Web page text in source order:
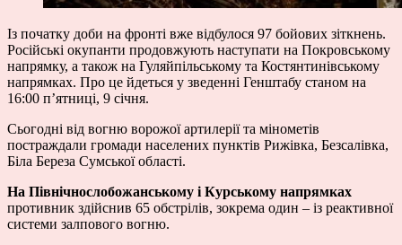
Із початку доби на фронті вже відбулося 97 бойових зіткнень.
Російські окупанти продовжують наступати на Покровському
напрямку, а також на Гуляйпільському та Костянтинівському
напрямках. Про це йдеться у зведенні Генштабу станом на
16:00 п’ятниці, 9 січня.
Сьогодні від вогню ворожої артилерії та мінометів
постраждали громади населених пунктів Рижівка, Безсалівка,
Біла Береза Сумської області.
На Північнослобожанському і Курському напрямках
противник здійснив 65 обстрілів, зокрема один – із реактивної
системи залпового вогню.